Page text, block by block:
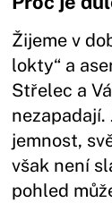
Žijeme v
lokty“ a
Střelec a
jemnost,
však není
pohled